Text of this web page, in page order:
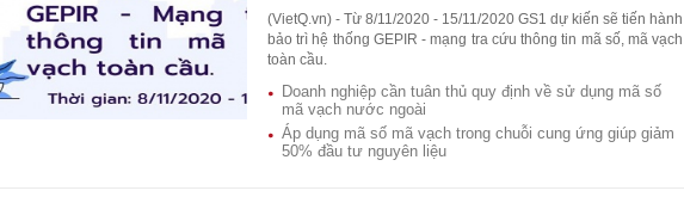
(VietQ.vn) - Từ 8/11/2020 - 15/11/2020 GS1 dự kiến sẽ tiến hành
bảo trì hệ thống GEPIR - mạng tra cứu thông tin mã số, mã vạch
toàn cầu.
Doanh nghiệp cần tuân thủ quy định về sử dụng mã số
mã vạch nước ngoài
Áp dụng mã số mã vạch trong chuỗi cung ứng giúp giảm
50% đầu tư nguyên liệu